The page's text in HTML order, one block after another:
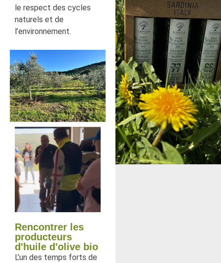
le respect des cycles
naturels et de
l’environnement.
Rencontrer les
producteurs
d'huile d'olive bio
L’un des temps forts de